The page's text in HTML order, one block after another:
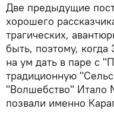
Две предыдущие
хорошего
трагических,
быть, поэтому,
на ум дать в паре с
традиционную
"Волшебство" Итало
позвали именно